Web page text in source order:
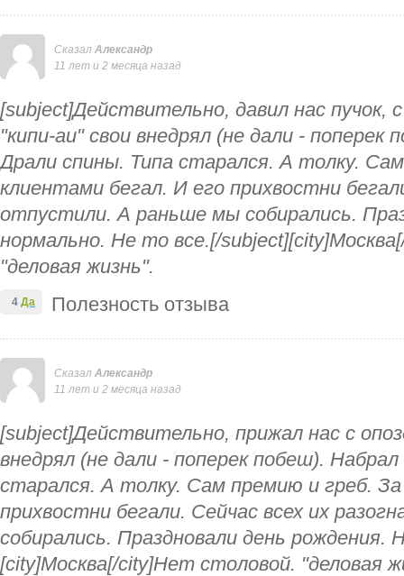
Сказал Александр
11 лет и 2 месяца назад
[subject]Действительно, давил нас пучок,
"кипи-аи" свои внедрял (не дали - поперек
Драли спины. Типа старался. А толку.
клиентами бегал. И его прихвостни
отпустили. А раньше мы собирались.
нормально. Не то все.[/
"деловая жизнь".
Полезность отзыва
4 Да
Сказал Александр
11 лет и 2 месяца назад
[subject]Действительно, прижал нас с
внедрял (не дали - поперек побеш).
старался. А толку. Сам премию и греб.
прихвостни бегали. Сейчас всех их
собирались. Праздновали день рождения.
[city]Москва[/city]Нет столовой. "деловая